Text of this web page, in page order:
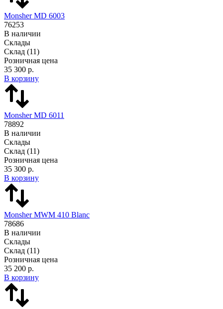
Monsher MD 6003
76253
В наличии
Склады
Склад (11)
Розничная цена
35 300 р.
В корзину
Monsher MD 6011
78892
В наличии
Склады
Склад (11)
Розничная цена
35 300 р.
В корзину
Monsher MWM 410 Blanc
78686
В наличии
Склады
Склад (11)
Розничная цена
35 200 р.
В корзину